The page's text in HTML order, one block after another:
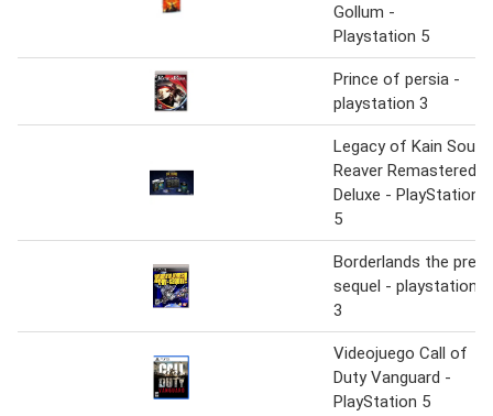
Gollum -
Playstation 5
Prince of persia -
playstation 3
Legacy of Kain Soul
Reaver Remastered
Deluxe - PlayStation
5
Borderlands the pre
sequel - playstation
3
Videojuego Call of
Duty Vanguard -
PlayStation 5